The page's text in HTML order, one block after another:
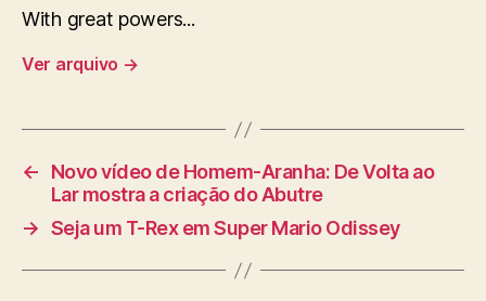
With great powers...
Ver arquivo →
←
Novo vídeo de Homem-Aranha: De Volta ao
Lar mostra a criação do Abutre
→ Seja um T-Rex em Super Mario Odissey